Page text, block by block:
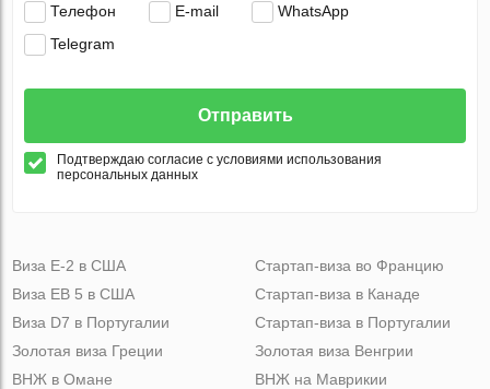
Телефон E-mail
WhatsApp
Telegram
Отправить
Подтверждаю согласие с условиями использования
персональных данных
Виза Е-2 в США
Виза ЕВ 5 в США
Виза D7 в Португалии
Золотая виза Греции
Стартап-виза во Францию
Стартап-виза в Канаде
Стартап-виза в Португалии
Золотая виза Венгрии
ВНЖ в Омане
ВНЖ на Маврикии